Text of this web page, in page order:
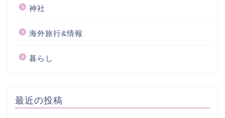
神社
海外旅行&情報
暮らし
最近の投稿